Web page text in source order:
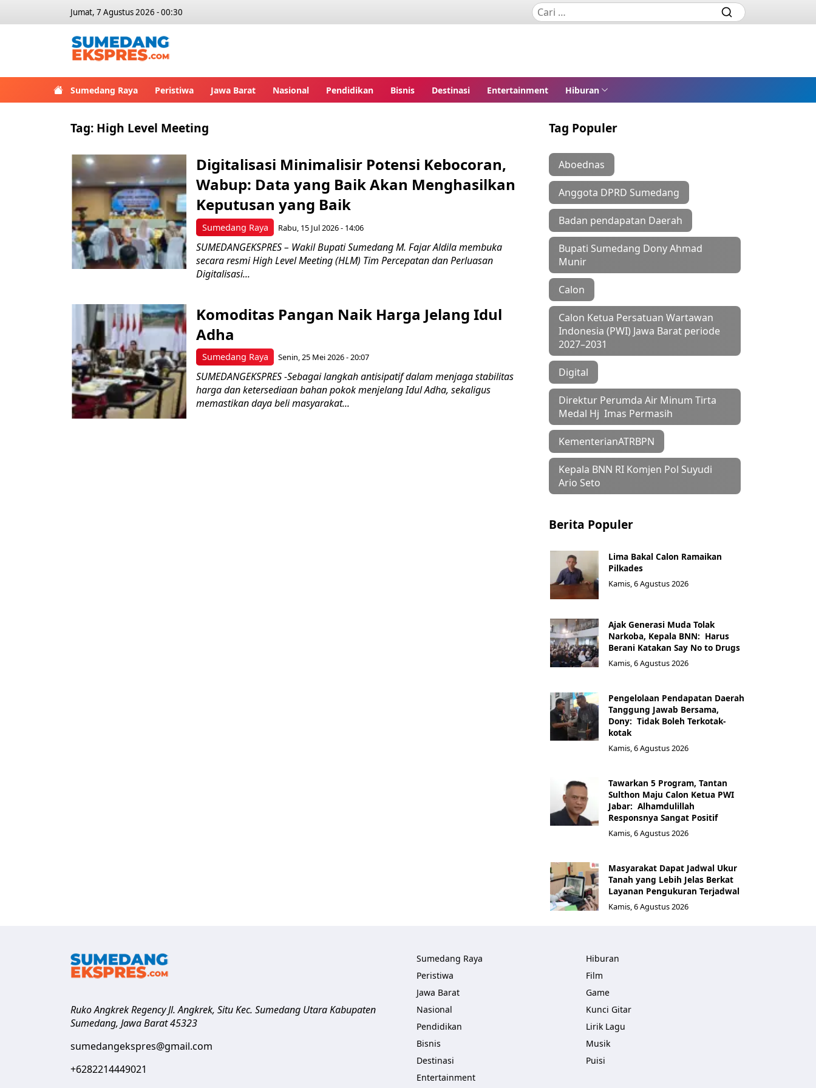
Jumat, 7 Agustus 2026 - 00:30
Sumedang Raya Peristiwa Jawa Barat Nasional Pendidikan Bisnis Destinasi Entertainment Hiburan
Tag: High Level Meeting
Sumedang Raya
Digitalisasi Minimalisir Potensi Kebocoran,
Wabup: Data yang Baik Akan Menghasilkan
Keputusan yang Baik
Rabu, 15 Jul 2026 - 14:06
SUMEDANGEKSPRES – Wakil Bupati Sumedang M. Fajar Aldila membuka
secara resmi High Level Meeting (HLM) Tim Percepatan dan Perluasan
Digitalisasi...
Sumedang Raya
Komoditas Pangan Naik Harga Jelang Idul
Adha
Senin, 25 Mei 2026 - 20:07
SUMEDANGEKSPRES -Sebagai langkah antisipatif dalam menjaga stabilitas
harga dan ketersediaan bahan pokok menjelang Idul Adha, sekaligus
memastikan daya beli masyarakat...
Tag Populer
Aboednas
Anggota DPRD Sumedang
Badan pendapatan Daerah
Bupati Sumedang Dony Ahmad
Munir
Calon
Calon Ketua Persatuan Wartawan
Indonesia (PWI) Jawa Barat periode
2027–2031
Digital
Direktur Perumda Air Minum Tirta
Medal Hj Imas Permasih
KementerianATRBPN
Kepala BNN RI Komjen Pol Suyudi
Ario Seto
Berita Populer
Lima Bakal Calon Ramaikan
Pilkades
Kamis, 6 Agustus 2026
Ajak Generasi Muda Tolak
Narkoba, Kepala BNN: Harus
Berani Katakan Say No to Drugs
Kamis, 6 Agustus 2026
Pengelolaan Pendapatan Daerah
Tanggung Jawab Bersama,
Dony: Tidak Boleh Terkotak-
kotak
Kamis, 6 Agustus 2026
Tawarkan 5 Program, Tantan
Sulthon Maju Calon Ketua PWI
Jabar: Alhamdulillah
Responsnya Sangat Positif
Kamis, 6 Agustus 2026
Masyarakat Dapat Jadwal Ukur
Tanah yang Lebih Jelas Berkat
Layanan Pengukuran Terjadwal
Kamis, 6 Agustus 2026
Ruko Angkrek Regency Jl. Angkrek, Situ Kec. Sumedang UtaraKabupaten
Sumedang, Jawa Barat45323
sumedangekspres@gmail.com
+6282214449021
Sumedang Raya
Peristiwa
Jawa Barat
Nasional
Pendidikan
Bisnis
Destinasi
Entertainment
Hiburan
Film
Game
Kunci Gitar
Lirik Lagu
Musik
Puisi